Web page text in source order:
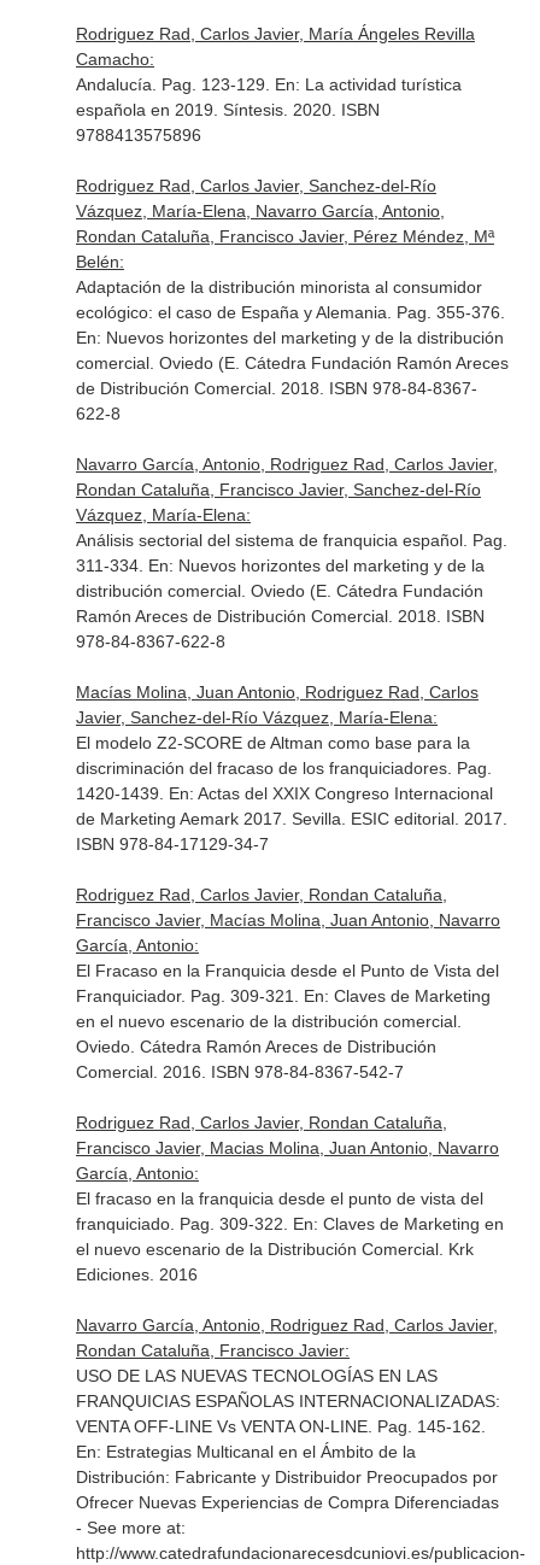
Rodriguez Rad, Carlos Javier, María Ángeles Revilla
Camacho:
Andalucía. Pag. 123-129. En: La actividad turística
española en 2019 . Síntesis. 2020. ISBN
9788413575896
Rodriguez Rad, Carlos Javier, Sanchez-del-Río
Vázquez, María-Elena, Navarro García, Antonio,
Rondan Cataluña, Francisco Javier, Pérez Méndez, Mª
Belén:
Adaptación de la distribución minorista al consumidor
ecológico: el caso de España y Alemania. Pag. 355-376.
En: Nuevos horizontes del marketing y de la distribución
comercial. Oviedo (E. Cátedra Fundación Ramón Areces
de Distribución Comercial. 2018. ISBN 978-84-8367-
622-8
Navarro García, Antonio, Rodriguez Rad, Carlos Javier,
Rondan Cataluña, Francisco Javier, Sanchez-del-Río
Vázquez, María-Elena:
Análisis sectorial del sistema de franquicia español. Pag.
311-334. En: Nuevos horizontes del marketing y de la
distribución comercial. Oviedo (E. Cátedra Fundación
Ramón Areces de Distribución Comercial. 2018. ISBN
978-84-8367-622-8
Macías Molina, Juan Antonio, Rodriguez Rad, Carlos
Javier, Sanchez-del-Río Vázquez, María-Elena:
El modelo Z2-SCORE de Altman como base para la
discriminación del fracaso de los franquiciadores. Pag.
1420-1439. En: Actas del XXIX Congreso Internacional
de Marketing Aemark 2017 . Sevilla. ESIC editorial. 2017.
ISBN 978-84-17129-34-7
Rodriguez Rad, Carlos Javier, Rondan Cataluña,
Francisco Javier, Macías Molina, Juan Antonio, Navarro
García, Antonio:
El Fracaso en la Franquicia desde el Punto de Vista del
Franquiciador. Pag. 309-321. En: Claves de Marketing
en el nuevo escenario de la distribución comercial.
Oviedo. Cátedra Ramón Areces de Distribución
Comercial. 2016. ISBN 978-84-8367-542-7
Rodriguez Rad, Carlos Javier, Rondan Cataluña,
Francisco Javier, Macias Molina, Juan Antonio, Navarro
García, Antonio:
El fracaso en la franquicia desde el punto de vista del
franquiciado. Pag. 309-322. En: Claves de Marketing en
el nuevo escenario de la Distribución Comercial. Krk
Ediciones. 2016
Navarro García, Antonio, Rodriguez Rad, Carlos Javier,
Rondan Cataluña, Francisco Javier:
USO DE LAS NUEVAS TECNOLOGÍAS EN LAS
FRANQUICIAS ESPAÑOLAS INTERNACIONALIZADAS:
VENTA OFF-LINE Vs VENTA ON-LINE. Pag. 145-162.
En: Estrategias Multicanal en el Ámbito de la
Distribución: Fabricante y Distribuidor Preocupados por
Ofrecer Nuevas Experiencias de Compra Diferenciadas
- See more at:
http://www.catedrafundacionarecesdcuniovi.es/publicacion-